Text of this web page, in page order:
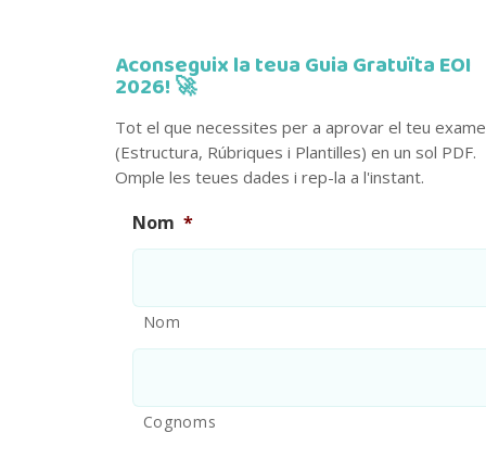
Aconseguix la teua Guia Gratuïta EOI
2026! 🚀
Tot el que necessites per a aprovar el teu
(Estructura, Rúbriques i Plantilles) en un sol PDF.
Omple les teues dades i rep-la a l'instant.
Nom *
Nom
Cognoms